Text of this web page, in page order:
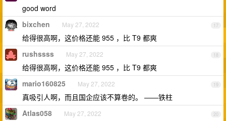
good word
17
bixchen May 27, 2022
给得很高啊，这价格还能 955 ，比 T9 都爽
18
rushssss May 27, 2022
给得很高啊，这价格还能 955 ，比 T9 都爽
19
mario160825 May 27, 2022
真吸引人啊，而且国企应该不算卷的。 ——铁柱
20
Atlas058 May 27, 2022